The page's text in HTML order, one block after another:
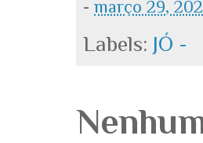
-março 29,
Labels: JÓ -